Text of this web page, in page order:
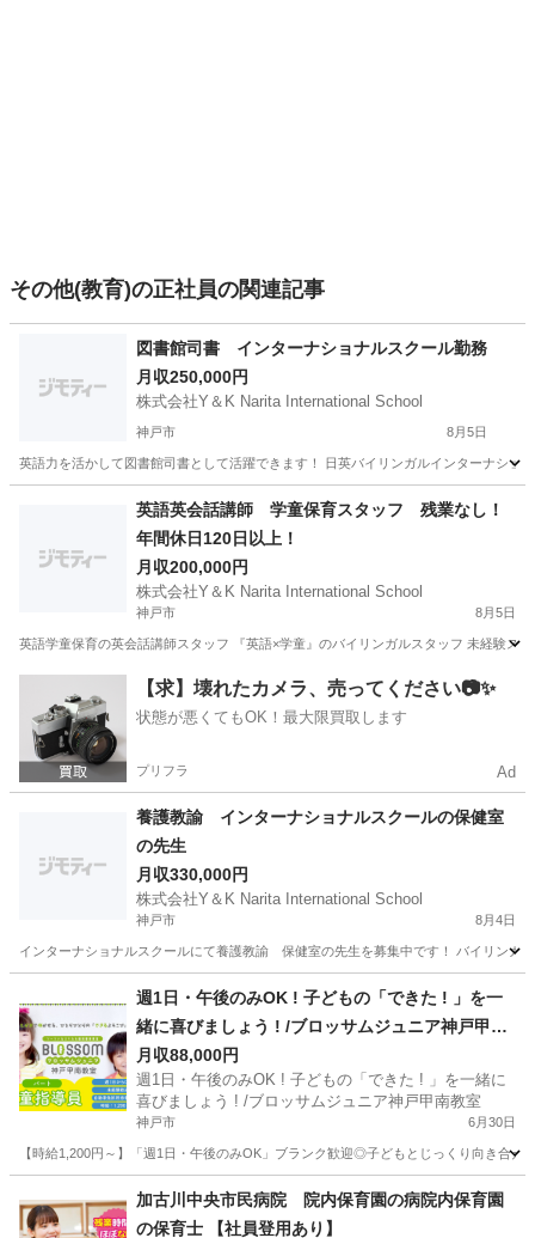
その他(教育)の正社員の関連記事
図書館司書 インターナショナルスクール勤務
月収250,000円
株式会社Y＆K Narita International School
神戸市 8月5日
英語力を活かして図書館司書として活躍できます！ 日英バイリンガルインターナシ
その他 インターナショナルスクール
英語英会話講師 学童保育スタッフ 残業なし！
年間休日120日以上！
月収200,000円
株式会社Y＆K Narita International School
神戸市 8月5日
英語学童保育の英会話講師スタッフ 『英語×学童』のバイリンガルスタッフ 未経験ス
講師 兵庫 姫路市 講師 業務
【求】壊れたカメラ、売ってください📷✨
状態が悪くてもOK！最大限買取します
プリフラ Ad
養護教諭 インターナショナルスクールの保健室
の先生
月収330,000円
株式会社Y＆K Narita International School
神戸市 8月4日
インターナショナルスクールにて養護教諭 保健室の先生を募集中です！ バイリンガ
教員 養護教諭
週1日・午後のみOK ! 子どもの「できた ! 」を一
緒に喜びましょう ! /ブロッサムジュニア神戸甲南
教室
月収88,000円
週1日・午後のみOK ! 子どもの「できた ! 」を一緒に
喜びましょう ! /ブロッサムジュニア神戸甲南教室
神戸市 6月30日
【時給1,200円～】「週1日・午後のみOK」ブランク歓迎◎子どもとじっくり向き合
保育士
加古川中央市民病院 院内保育園の病院内保育園
の保育士 【社員登用あり】